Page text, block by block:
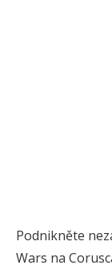
Podnikněte
Wars na